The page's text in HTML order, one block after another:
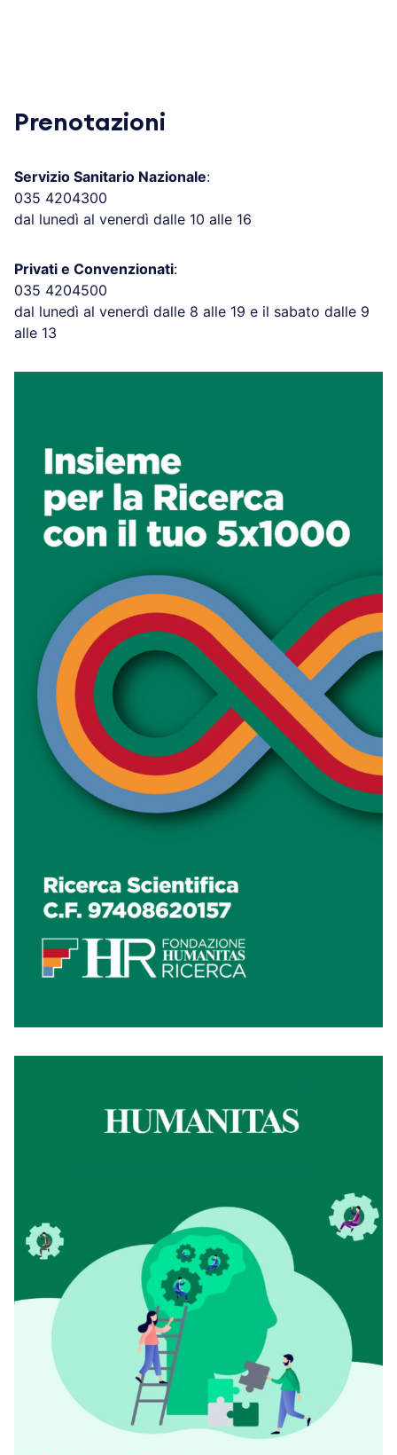
Prenotazioni
Servizio Sanitario Nazionale:
035 4204300
dal lunedì al venerdì dalle 10 alle 16
Privati e Convenzionati:
035 4204500
dal lunedì al venerdì dalle 8 alle 19 e il sabato dalle 9
alle 13